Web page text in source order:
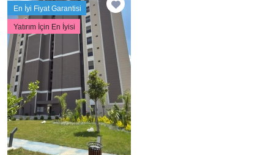
En İyi Fiyat Garantisi
Yatırım İçin En İyisi